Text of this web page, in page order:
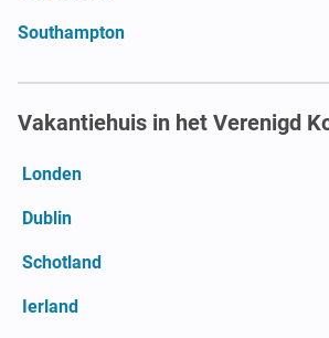
Southampton
Vakantiehuis in het Verenigd
Londen
Dublin
Schotland
Ierland